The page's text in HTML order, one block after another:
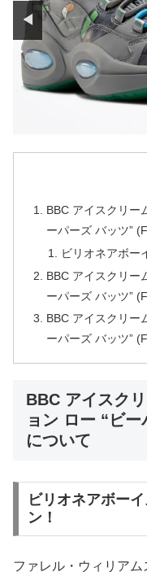
◀
BBC アイスクリー
ーパーズ バッツ”
ビリオネアボー
BBC アイスクリー
ーパーズ バッツ”
BBC アイスクリー
ーパーズ バッツ”
BBC アイスク
ョン ロー “ビ
について
ビリオネアボー
ン！
ファレル・ウィリア